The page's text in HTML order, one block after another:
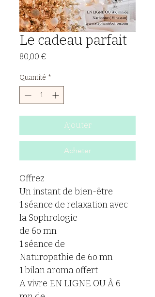
Le cadeau parfait
80,00 €
Quantité *
Ajouter
Acheter
Offrez
Un instant de bien-être
1 séance de relaxation avec
la Sophrologie
de 6o mn
1 séance de
Naturopathie de 6o mn
1 bilan aroma offert
A vivre EN LIGNE OU À 6